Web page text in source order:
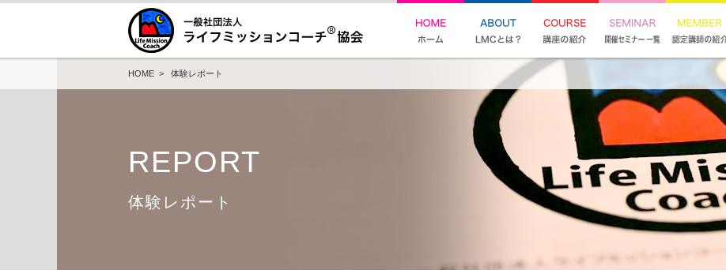
HOME > 体験レポート
REPORT
体験レポート